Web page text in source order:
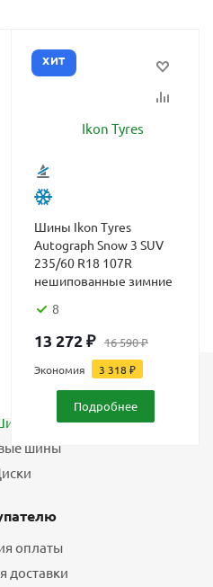
ХИТ
Шины Ikon Tyres
Autograph Snow 3 SUV
235/60 R18 107R
нешипованные зимние
8
13 272 ₽ 16 590₽
Экономия 3 318 ₽
Подробнее
шины
оплаты
доставки